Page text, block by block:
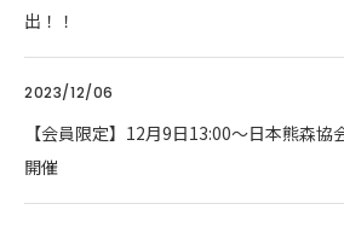
出！！
2023/12/06
【会員限定】12月9日13:00～日本熊森協
開催